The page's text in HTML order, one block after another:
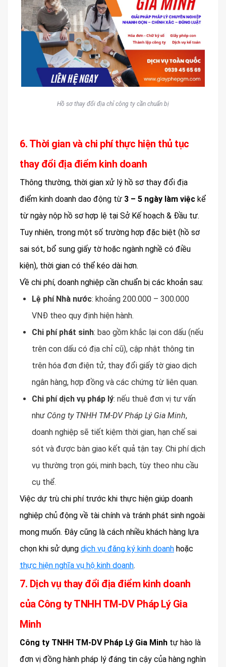
Hồ sơ thay đổi địa chỉ công ty cần chuẩn bị
6. Thời gian và chi phí thực hiện thủ tục
thay đổi địa điểm kinh doanh
Thông thường, thời gian xử lý hồ sơ thay đổi địa
điểm kinh doanh dao động từ 3 – 5 ngày làm việc kể
từ ngày nộp hồ sơ hợp lệ tại Sở Kế hoạch & Đầu tư.
Tuy nhiên, trong một số trường hợp đặc biệt (hồ sơ
sai sót, bổ sung giấy tờ hoặc ngành nghề có điều
kiện), thời gian có thể kéo dài hơn.
Về chi phí, doanh nghiệp cần chuẩn bị các khoản sau:
Lệ phí Nhà nước: khoảng 200.000 – 300.000
VNĐ theo quy định hiện hành.
Chi phí phát sinh: bao gồm khắc lại con dấu (nếu
trên con dấu có địa chỉ cũ), cập nhật thông tin
trên hóa đơn điện tử, thay đổi giấy tờ giao dịch
ngân hàng, hợp đồng và các chứng từ liên quan.
Chi phí dịch vụ pháp lý: nếu thuê đơn vị tư vấn
như Công ty TNHH TM-DV Pháp Lý Gia Minh,
doanh nghiệp sẽ tiết kiệm thời gian, hạn chế sai
sót và được bàn giao kết quả tận tay. Chi phí dịch
vụ thường trọn gói, minh bạch, tùy theo nhu cầu
cụ thể.
Việc dự trù chi phí trước khi thực hiện giúp doanh
nghiệp chủ động về tài chính và tránh phát sinh ngoài
mong muốn. Đây cũng là cách nhiều khách hàng lựa
chọn khi sử dụng dịch vụ đăng ký kinh doanh hoặc
thực hiện nghĩa vụ hộ kinh doanh.
7. Dịch vụ thay đổi địa điểm kinh doanh
của Công ty TNHH TM-DV Pháp Lý Gia
Minh
Công ty TNHH TM-DV Pháp Lý Gia Minh tự hào là
đơn vị đồng hành pháp lý đáng tin cậy của hàng nghìn